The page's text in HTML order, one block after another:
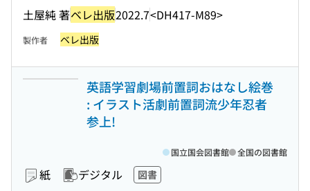
土屋純 著ベレ出版2022.7<DH417-M89>
製作者 ベレ出版
英語学習劇場前置詞おはなし絵巻
: イラスト活劇前置詞流少年忍者
参上!
紙 デジタル 図書
国立国会図書館 全国の図書館